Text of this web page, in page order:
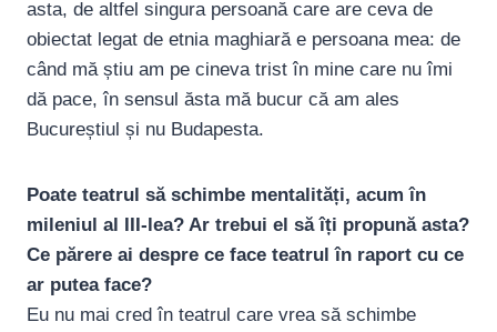
asta, de altfel singura persoană care are ceva de
obiectat legat de etnia maghiară e persoana mea: de
când mă știu am pe cineva trist în mine care nu îmi
dă pace, în sensul ăsta mă bucur că am ales
Bucureștiul și nu Budapesta.
Poate teatrul să schimbe mentalități, acum în
mileniul al III-lea? Ar trebui el să îți propună asta?
Ce părere ai despre ce face teatrul în raport cu ce
ar putea face?
Eu nu mai cred în teatrul care vrea să schimbe